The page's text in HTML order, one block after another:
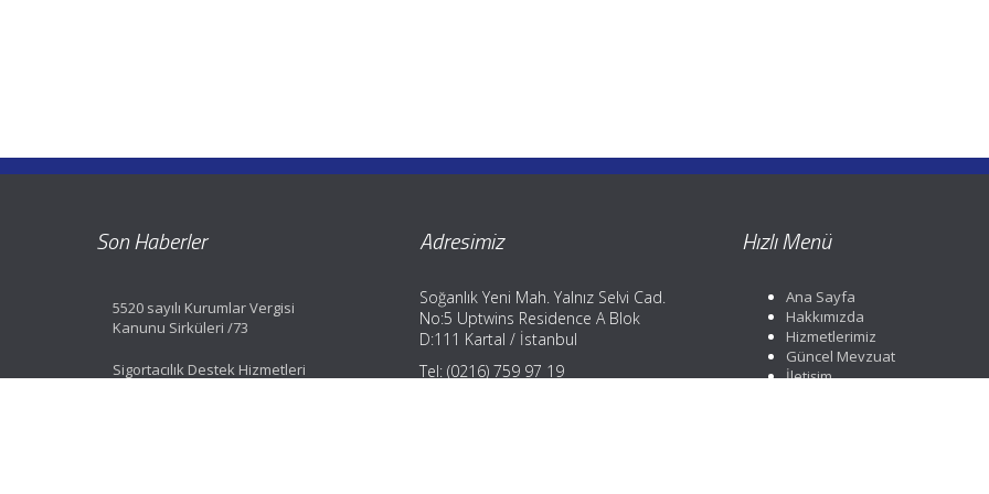
Son Haberler
5520 sayılı Kurumlar Vergisi
Kanunu Sirküleri /73
Sigortacılık Destek Hizmetleri
Adresimiz
Soğanlık Yeni Mah. Yalnız Selvi Cad.
No:5 Uptwins Residence A Blok
D:111 Kartal / İstanbul
Tel: (0216) 759 97 19
Hızlı Menü
Ana Sayfa
Hakkımızda
Hizmetlerimiz
Güncel Mevzuat
İletişim